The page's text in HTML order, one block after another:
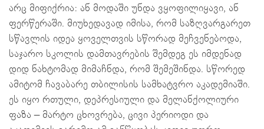
არც მიფიქრია: ან მოდაში უნდა ვყოფილიყავი, ან
ფერწერაში. მიუხედავად იმისა, რომ საზღვარგარეთ
სწავლის იდეა ყოველთვის სწორად მეჩვენებოდა,
საჯარო სკოლის დამთავრების შემდეგ ეს იმდენად
დიდ ნახტომად მიმაჩნდა, რომ შემეშინდა. სწორედ
ამიტომ ჩავაბარე თბილისის სამხატვრო აკადემიაში.
ეს იყო რთული, დეპრესიული და მელანქოლიური
ფაზა – მარტო ცხოვრება, ცივი პერიოდი და